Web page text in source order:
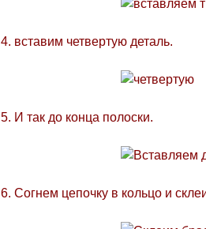
4. вставим четвертую деталь.
5. И так до конца полоски.
6. Согнем цепочку в кольцо и